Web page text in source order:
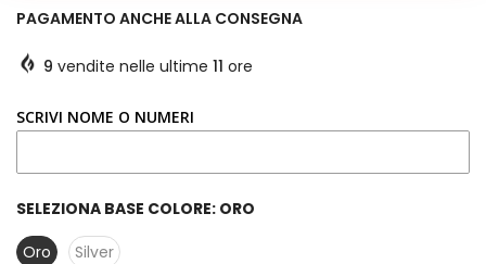
PAGAMENTO ANCHE ALLA CONSEGNA
9 vendite nelle ultime 11 ore
SCRIVI NOME O NUMERI
SELEZIONA BASE COLORE: ORO
Oro
Silver